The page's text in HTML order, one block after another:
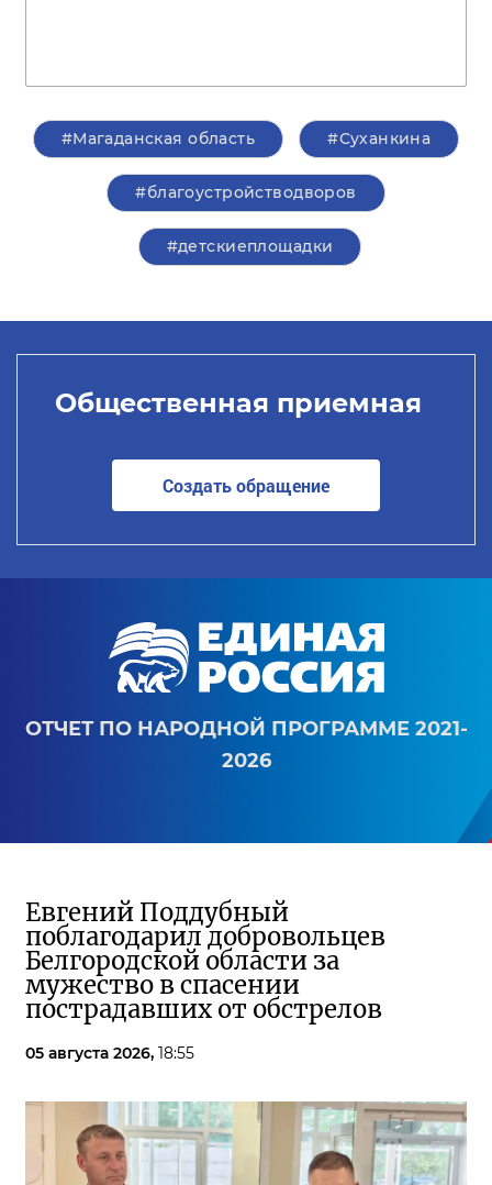
#Магаданская область #Суханкина
#благоустройстводворов
#детскиеплощадки
Общественная приемная
Создать обращение
ОТЧЕТ ПО НАРОДНОЙ ПРОГРАММЕ 2021-
2026
Евгений Поддубный
поблагодарил добровольцев
Белгородской области за
мужество в спасении
пострадавших от обстрелов
05 августа 2026, 18:55